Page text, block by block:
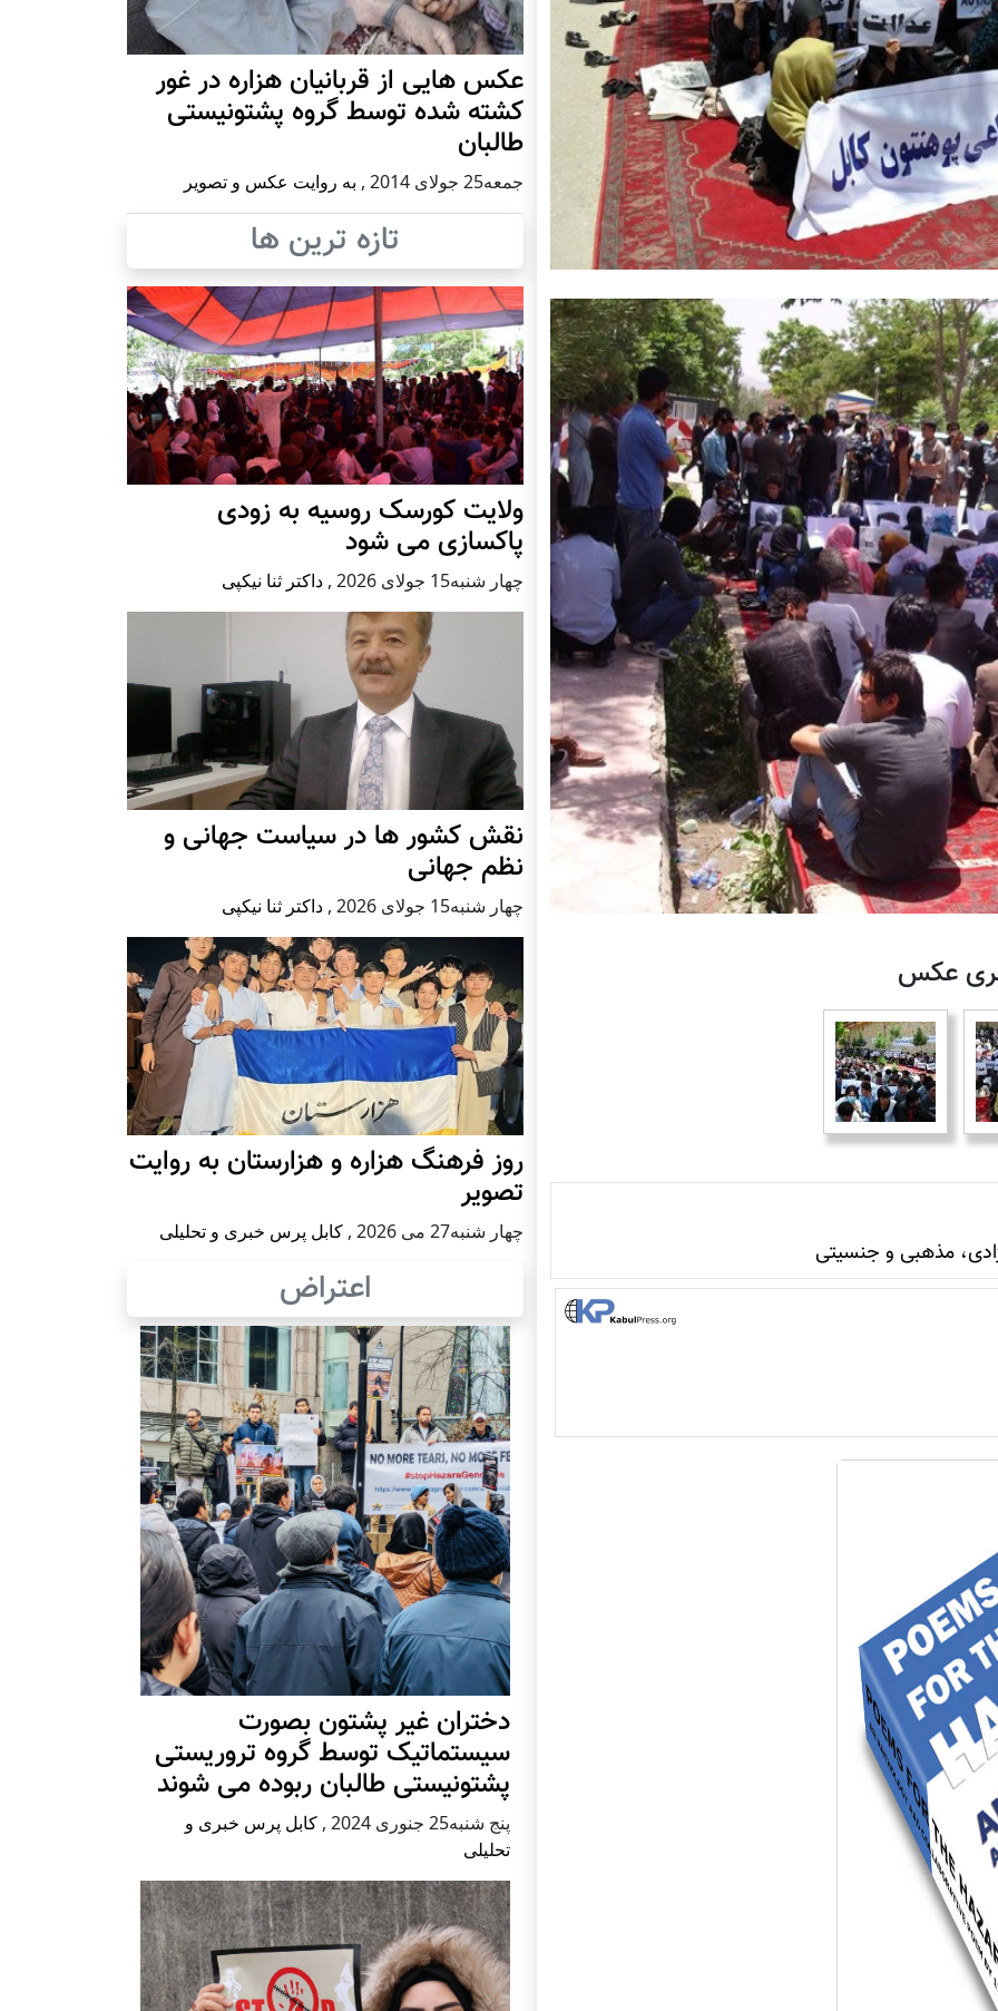
عکس
مذهبی و جنسیتی
عکس هایی از قربانیان هزاره در غور
کشته شده توسط گروه پشتونیستی
طالبان
جمعه25 جولای 2014 , به روایت عکس و تصویر
تازه ترین ها
ولایت کورسک روسیه به زودی
پاکسازی می شود
چهار شنبه15 جولای 2026 , داکتر ثنا نیکپی
نقش کشور ها در سیاست جهانی و
نظم جهانی
چهار شنبه15 جولای 2026 , داکتر ثنا نیکپی
روز فرهنگ هزاره و هزارستان به روایت
تصویر
چهار شنبه27 می 2026 , کابل پرس خبری و تحلیلی
اعتراض
دختران غیر پشتون بصورت
سیستماتیک توسط گروه تروریستی
پشتونیستی طالبان ربوده می شوند
پنج شنبه25 جنوری 2024 , کابل پرس خبری و
تحلیلی